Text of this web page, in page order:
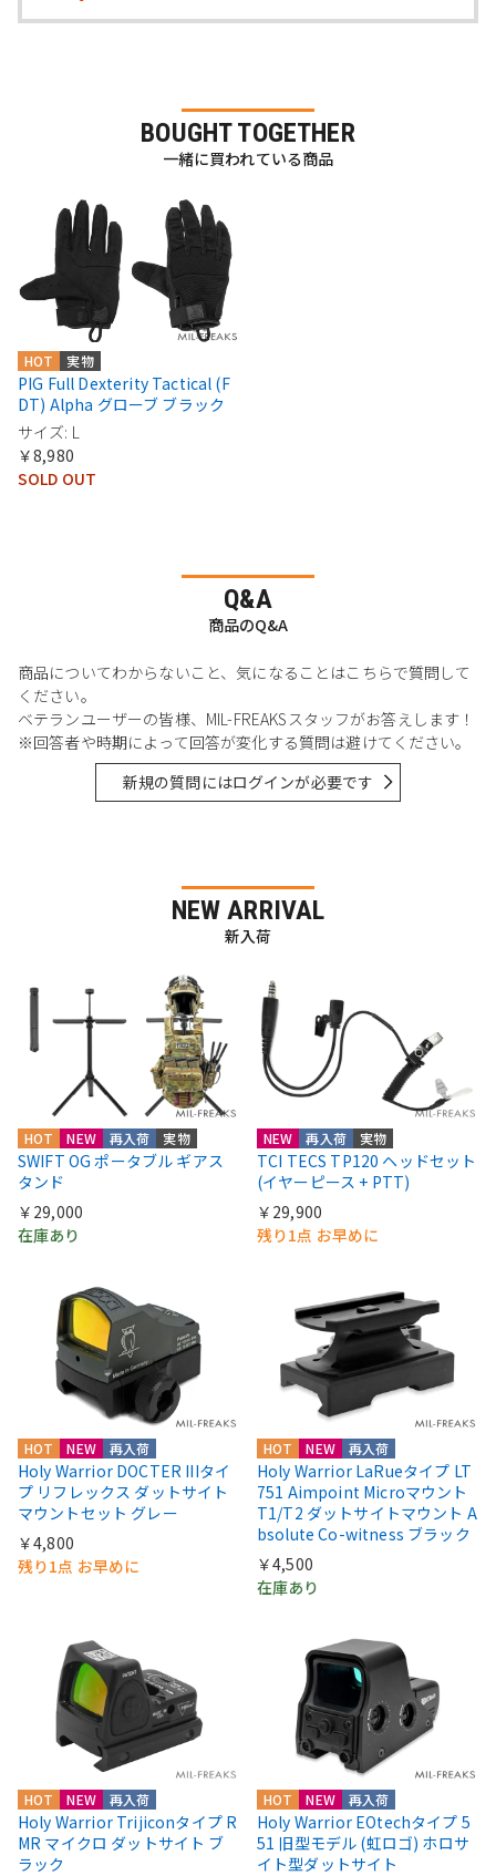
BOUGHT TOGETHER
一緒に買われている商品
実物
HOT
PIG Full Dexterity Tactical (F
DT) Alpha グローブ ブラック
サイズ: L
￥8,980
SOLD OUT
Q&A
商品のQ&A
商品についてわからないこと、気になることはこちらで質問して
ください。
ベテランユーザーの皆様、MIL-FREAKSスタッフがお答えします！
※回答者や時期によって回答が変化する質問は避けてください。
新規の質問にはログインが必要です
NEW ARRIVAL
新入荷
HOT NEW 再入荷 実物
SWIFT OG ポータブル ギアス
タンド
￥29,000
在庫あり
NEW 再入荷 実物
TCI TECS TP120 ヘッドセット
(イヤーピース + PTT)
￥29,900
残り1点 お早めに
HOT NEW 再入荷
Holy Warrior DOCTER IIIタイ
プ リフレックス ダットサイト
マウントセット グレー
￥4,800
残り1点 お早めに
HOT NEW 再入荷
Holy Warrior LaRueタイプ LT
751 Aimpoint Microマウント
T1/T2 ダットサイトマウント A
bsolute Co-witness ブラック
￥4,500
在庫あり
HOT NEW 再入荷
Holy Warrior Trijiconタイプ R
MR マイクロ ダットサイト ブ
ラック
HOT NEW 再入荷
Holy Warrior EOtechタイプ 5
51 旧型モデル (虹ロゴ) ホロサ
イト型ダットサイト